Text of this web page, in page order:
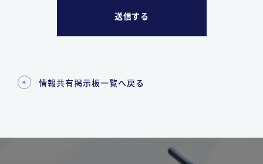
情報共有掲示板一覧へ戻る